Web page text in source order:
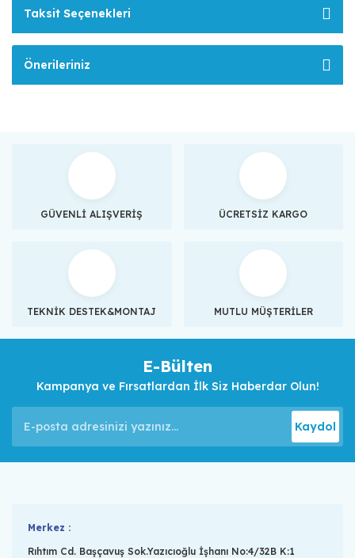
Taksit Seçenekleri
Önerileriniz
GÜVENLİ ALIŞVERİŞ ÜCRETSİZ KARGO
TEKNİK DESTEK&MONTAJ MUTLU MÜŞTERİLER
E-Bülten
Kampanya ve Fırsatlardan İlk Siz Haberdar Olun!
Kaydol
Merkez :
Rıhtım Cd. Başçavuş Sok.Yazıcıoğlu İşhanı No:4/32B K:1